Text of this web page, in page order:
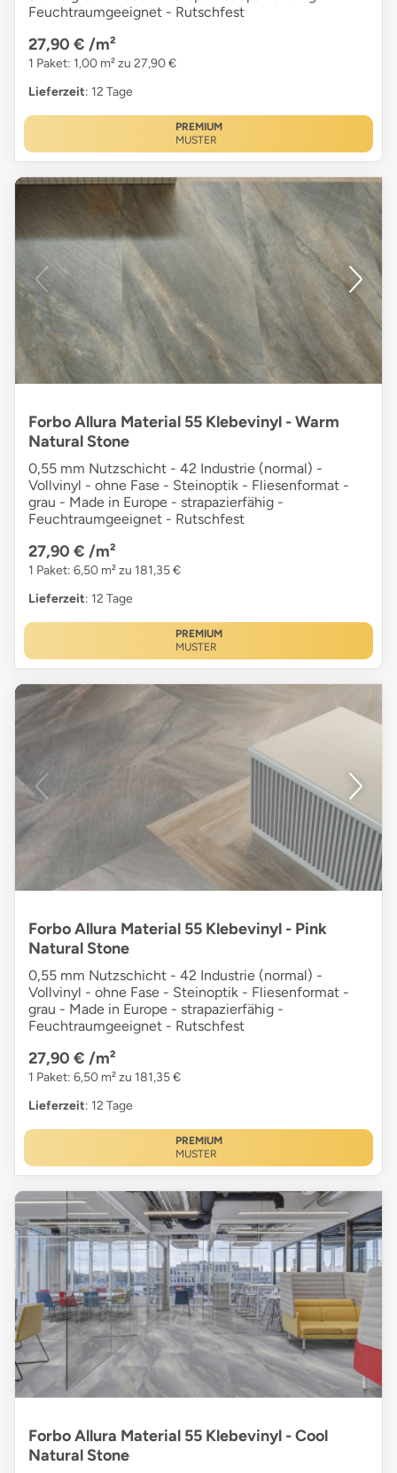
Feuchtraumgeeignet - Rutschfest
27,90 € /m²
1 Paket: 1,00 m² zu 27,90 €
Lieferzeit: 12 Tage
PREMIUM
MUSTER
Forbo Allura Material 55 Klebevinyl - Warm
Natural Stone
0,55 mm Nutzschicht - 42 Industrie (normal) -
Vollvinyl - ohne Fase - Steinoptik - Fliesenformat -
grau - Made in Europe - strapazierfähig -
Feuchtraumgeeignet - Rutschfest
27,90 € /m²
1 Paket: 6,50 m² zu 181,35 €
Lieferzeit: 12 Tage
PREMIUM
MUSTER
Forbo Allura Material 55 Klebevinyl - Pink
Natural Stone
0,55 mm Nutzschicht - 42 Industrie (normal) -
Vollvinyl - ohne Fase - Steinoptik - Fliesenformat -
grau - Made in Europe - strapazierfähig -
Feuchtraumgeeignet - Rutschfest
27,90 € /m²
1 Paket: 6,50 m² zu 181,35 €
Lieferzeit: 12 Tage
PREMIUM
MUSTER
Forbo Allura Material 55 Klebevinyl - Cool
Natural Stone